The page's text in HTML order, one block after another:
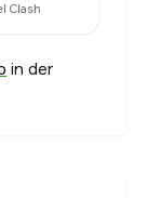
Clash
in der